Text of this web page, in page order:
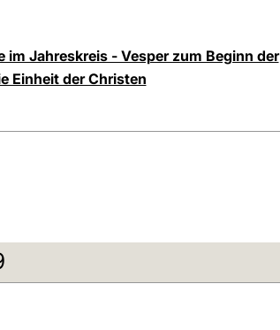
im Jahreskreis - Vesper zum Beginn der
Einheit der Christen